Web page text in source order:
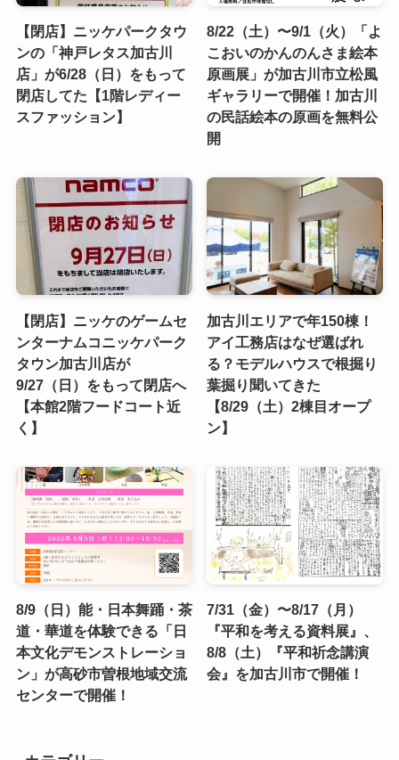
【閉店】ニッケパークタウ
ンの「神戸レタス加古川
店」が6/28（日）をもって
閉店してた【1階レディー
スファッション】
8/22（土）〜9/1（火）「よ
こおいのかんのんさま絵本
原画展」が加古川市立松風
ギャラリーで開催！加古川
の民話絵本の原画を無料公
開
【閉店】ニッケのゲームセ
ンターナムコニッケパーク
タウン加古川店が
9/27（日）をもって閉店へ
【本館2階フードコート近
く】
加古川エリアで年150棟！
アイ工務店はなぜ選ばれ
る？モデルハウスで根掘り
葉掘り聞いてきた
【8/29（土）2棟目オープ
ン】
8/9（日）能・日本舞踊・茶
道・華道を体験できる「日
本文化デモンストレーショ
ン」が高砂市曽根地域交流
センターで開催！
7/31（金）〜8/17（月）
『平和を考える資料展』、
8/8（土）『平和祈念講演
会』を加古川市で開催！